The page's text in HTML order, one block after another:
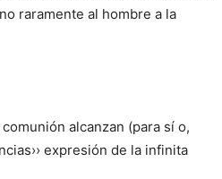
raramente al hombre a la
alcanzan (para sí o,
expresión de la infinita